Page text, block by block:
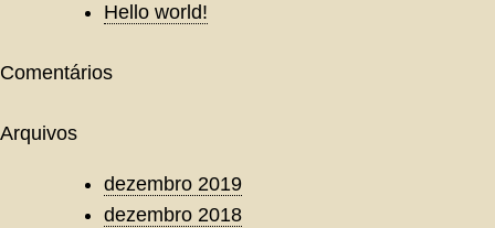
Hello world!
Comentários
Arquivos
dezembro 2019
dezembro 2018